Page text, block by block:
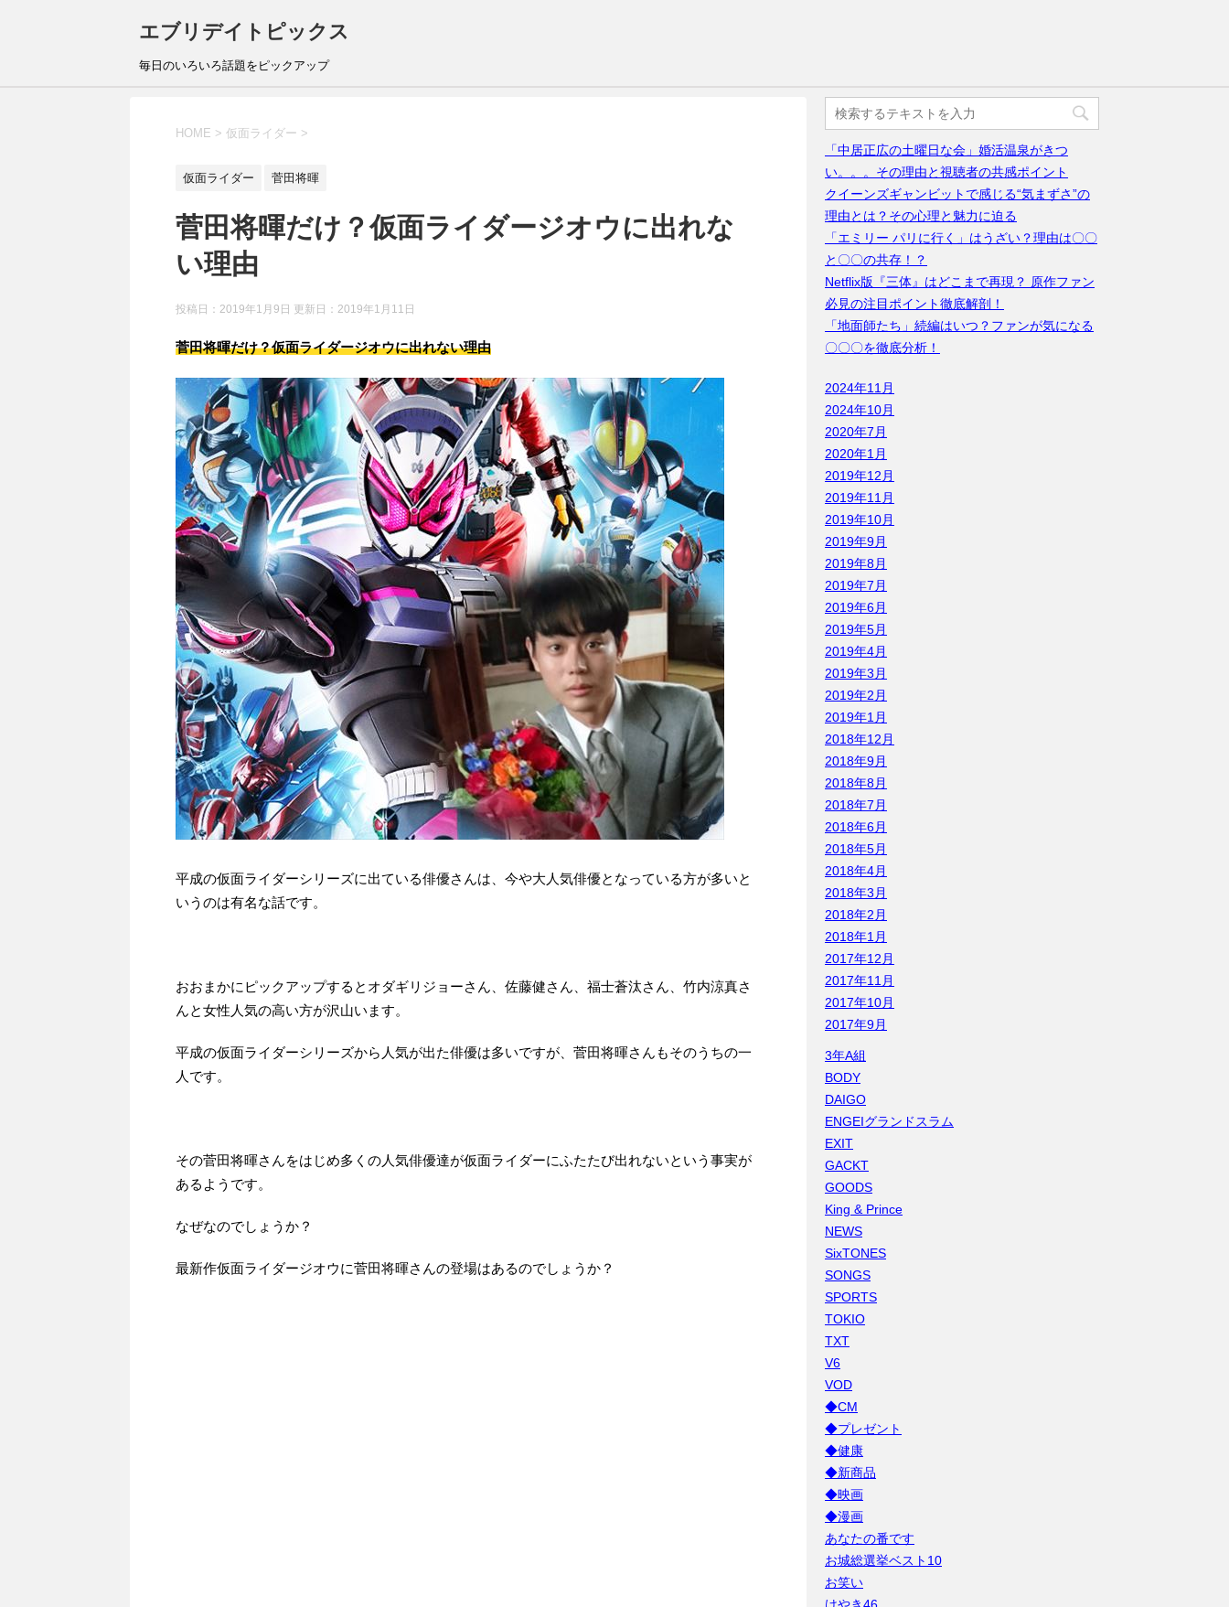
エブリデイトピックス
毎日のいろいろ話題をピックアップ
HOME > 仮面ライダー >
仮面ライダー 菅田将暉
菅田将暉だけ？仮面ライダージオウに出れな
い理由
投稿日：2019年1月9日 更新日： 2019年1月11日
菅田将暉だけ？仮面ライダージオウに出れない理由
平成の仮面ライダーシリーズに出ている俳優さんは、今や大人気俳優となっている方が多いと
いうのは有名な話です。
おおまかにピックアップするとオダギリジョーさん、佐藤健さん、福士蒼汰さん、竹内涼真さ
んと女性人気の高い方が沢山います。
平成の仮面ライダーシリーズから人気が出た俳優は多いですが、菅田将暉さんもそのうちの一
人です。
その菅田将暉さんをはじめ多くの人気俳優達が仮面ライダーにふたたび出れないという事実が
あるようです。
なぜなのでしょうか？
最新作仮面ライダージオウに菅田将暉さんの登場はあるのでしょうか？
「中居正広の土曜日な会」婚活温泉がきつ
い。。。その理由と視聴者の共感ポイント
クイーンズギャンビットで感じる“気まずさ”の
理由とは？その心理と魅力に迫る
「エミリー パリに行く」はうざい？理由は〇〇
と〇〇の共存！？
Netflix版『三体』はどこまで再現？ 原作ファン
必見の注目ポイント徹底解剖！
「地面師たち」続編はいつ？ファンが気になる
〇〇〇を徹底分析！
2024年11月
2024年10月
2020年7月
2020年1月
2019年12月
2019年11月
2019年10月
2019年9月
2019年8月
2019年7月
2019年6月
2019年5月
2019年4月
2019年3月
2019年2月
2019年1月
2018年12月
2018年9月
2018年8月
2018年7月
2018年6月
2018年5月
2018年4月
2018年3月
2018年2月
2018年1月
2017年12月
2017年11月
2017年10月
2017年9月
3年A組
BODY
DAIGO
ENGEIグランドスラム
EXIT
GACKT
GOODS
King & Prince
NEWS
SixTONES
SONGS
SPORTS
TOKIO
TXT
V6
VOD
◆CM
◆プレゼント
◆健康
◆新商品
◆映画
◆漫画
あなたの番です
お城総選挙ベスト10
お笑い